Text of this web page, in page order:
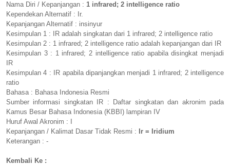
Nama Diri / Kepanjangan : 1 infrared; 2 intelligence ratio
Kependekan Alternatif : Ir.
Kepanjangan Alternatif : insinyur
Kesimpulan 1 : IR adalah singkatan dari 1 infrared; 2 intelligence ratio
Kesimpulan 2 : 1 infrared; 2 intelligence ratio adalah kepanjangan dari IR
Kesimpulan 3 : 1 infrared; 2 intelligence ratio apabila disingkat menjadi
IR
Kesimpulan 4 : IR apabila dipanjangkan menjadi 1 infrared; 2 intelligence
ratio
Bahasa : Bahasa Indonesia Resmi
Sumber informasi singkatan IR : Daftar singkatan dan akronim pada
Kamus Besar Bahasa Indonesia (KBBI) lampiran IV
Huruf Awal Akronim : I
Kepanjangan / Kalimat Dasar Tidak Resmi :
Ir = Iridium
Keterangan : -
Kembali Ke :